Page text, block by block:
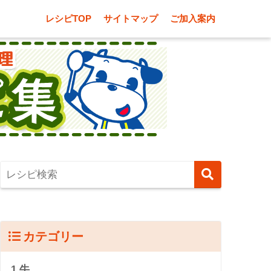
レシピTOP サイトマップ ご加入案内
カテゴリー